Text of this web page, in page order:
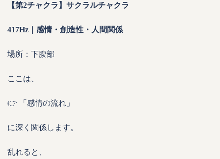
【第2チャクラ】サクラルチャクラ
417Hz｜感情・創造性・人間関係
場所：下腹部
ここは、
👉 「感情の流れ」
に深く関係します。
乱れると、